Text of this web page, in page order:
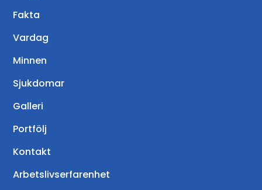
Fakta
Vardag
Minnen
Sjukdomar
Galleri
Portfölj
Kontakt
Arbetslivserfarenhet